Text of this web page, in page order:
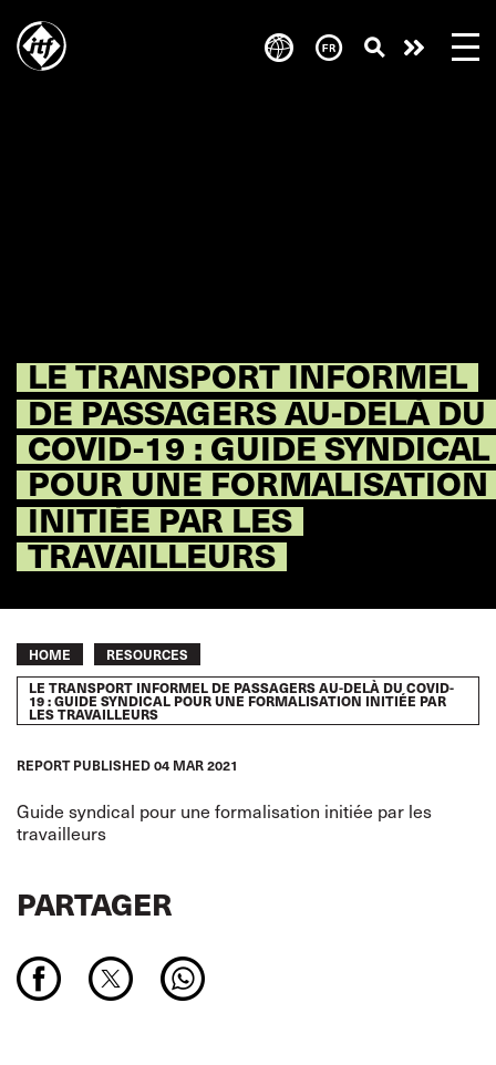
main
LE TRANSPORT INFORMEL
DE PASSAGERS AU-DELÀ DU
COVID-19 : GUIDE SYNDICAL
POUR UNE FORMALISATION
INITIÉE PAR LES
TRAVAILLEURS
Take
Breadcrumb
HOME RESOURCES
LE TRANSPORT INFORMEL DE PASSAGERS AU-DELÀ DU COVID-
19 : GUIDE SYNDICAL POUR UNE FORMALISATION INITIÉE PAR
LES TRAVAILLEURS
REPORT PUBLISHED04 MAR 2021
Guide syndical pour une formalisation initiée par les
travailleurs
PARTAGER